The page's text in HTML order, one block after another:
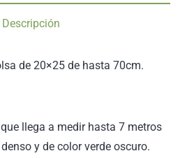
Descripción
de 20×25 de hasta 70cm.
llega a medir hasta 7 metros
y de color verde oscuro.